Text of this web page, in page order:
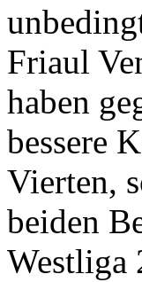
Friaul
haben
bessere
Vierten,
beiden
Westliga